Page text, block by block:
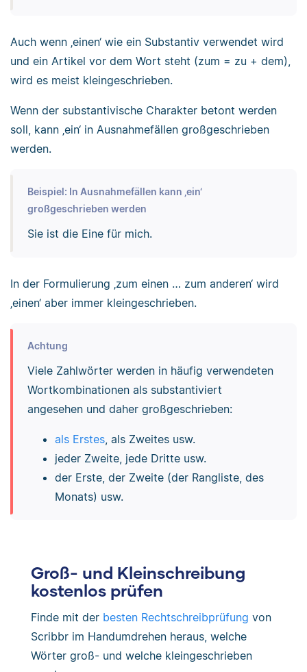
Auch wenn ‚einen‘ wie ein Substantiv verwendet wird
und ein Artikel vor dem Wort steht (zum = zu + dem),
wird es meist kleingeschrieben.
Wenn der substantivische Charakter betont werden
soll, kann ‚ein‘ in Ausnahmefällen großgeschrieben
werden.
Beispiel: In Ausnahmefällen kann ‚ein‘
großgeschrieben werden
Sie ist die Eine für mich.
In der Formulierung ‚zum einen … zum anderen‘ wird
‚einen‘ aber immer kleingeschrieben.
Achtung
Viele Zahlwörter werden in häufig verwendeten
Wortkombinationen als substantiviert
angesehen und daher großgeschrieben:
als Erstes, als Zweites usw.
jeder Zweite, jede Dritte usw.
der Erste, der Zweite (der Rangliste, des
Monats) usw.
Groß- und Kleinschreibung
kostenlos prüfen
Finde mit der besten Rechtschreibprüfung von
Scribbr im Handumdrehen heraus, welche
Wörter groß- und welche kleingeschrieben